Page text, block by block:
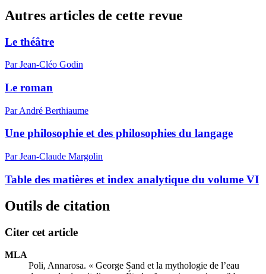
Autres articles de cette revue
Le théâtre
Par Jean-Cléo Godin
Le roman
Par André Berthiaume
Une philosophie et des philosophies du langage
Par Jean-Claude Margolin
Table des matières et index analytique du volume VI
Outils de citation
Citer cet article
MLA
Poli, Annarosa. « George Sand et la mythologie de l’eau